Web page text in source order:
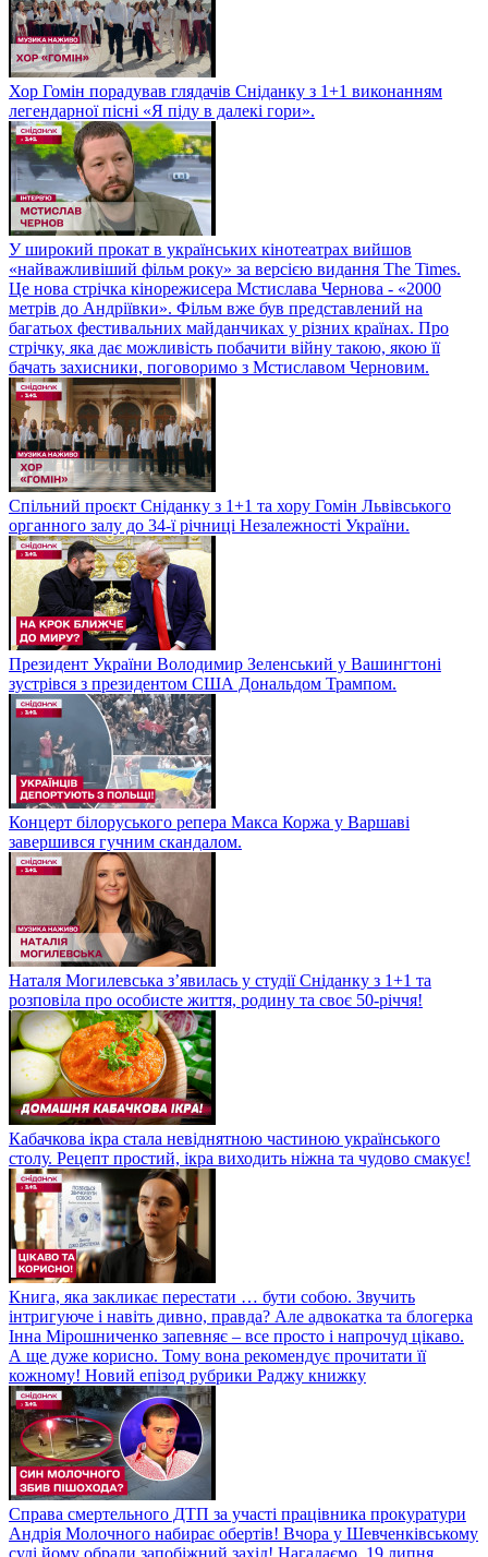
Хор Гомін порадував глядачів Сніданку з 1+1 виконанням
легендарної пісні «Я піду в далекі гори».
У широкий прокат в українських кінотеатрах вийшов
«найважливіший фільм року» за версією видання The Times.
Це нова стрічка кінорежисера Мстислава Чернова - «2000
метрів до Андріївки». Фільм вже був представлений на
багатьох фестивальних майданчиках у різних країнах. Про
стрічку, яка дає можливість побачити війну такою, якою її
бачать захисники, поговоримо з Мстиславом Черновим.
Спільний проєкт Сніданку з 1+1 та хору Гомін Львівського
органного залу до 34-ї річниці Незалежності України.
Президент України Володимир Зеленський у Вашингтоні
зустрівся з президентом США Дональдом Трампом.
Концерт білоруського репера Макса Коржа у Варшаві
завершився гучним скандалом.
Наталя Могилевська з’явилась у студії Сніданку з 1+1 та
розповіла про особисте життя, родину та своє 50-річчя!
Кабачкова ікра стала невіднятною частиною українського
столу. Рецепт простий, ікра виходить ніжна та чудово смакує!
Книга, яка закликає перестати … бути собою. Звучить
інтригуюче і навіть дивно, правда? Але адвокатка та блогерка
Інна Мірошниченко запевняє – все просто і напрочуд цікаво.
А ще дуже корисно. Тому вона рекомендує прочитати її
кожному! Новий епізод рубрики Раджу книжку
Справа смертельного ДТП за участі працівника прокуратури
Андрія Молочного набирає обертів! Вчора у Шевченківському
суді йому обрали запобіжний захід! Нагадаємо, 19 липня